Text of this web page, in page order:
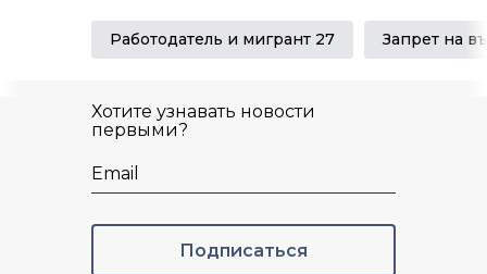
Работодатель и мигрант 27
Хотите узнавать новости
первыми?
Email
Подписаться